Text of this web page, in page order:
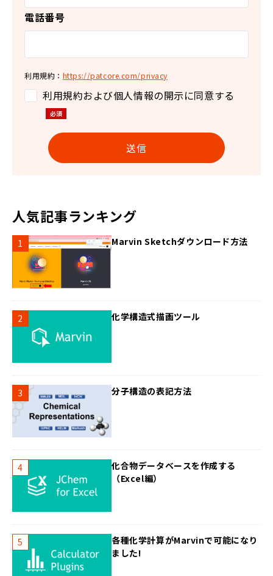
電話番号
利用規約： https://patcore.com/privacy
利用規約および個人情報の開示に同意する
人気記事ランキング
Marvin Sketchダウンロード方法
化学構造式描画ツール
分子構造の表記方法
化合物データベースを作成する
（Excel編）
各種化学計算がMarvinで可能になり
ました!